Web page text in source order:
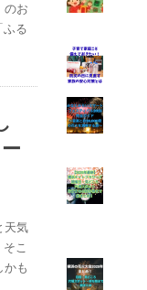
のお
る
天気
こ
かも